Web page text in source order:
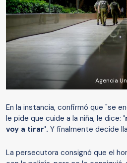
Agencia
En la instancia, confirmó que "se
le pide que cuide a la niña, le dice:
voy a tirar'. Y finalmente decide
La persecutora consignó que el